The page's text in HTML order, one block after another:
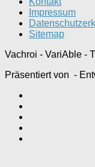
Impressum
Sitemap
Vachroi - VariAble -
Präsentiert von -